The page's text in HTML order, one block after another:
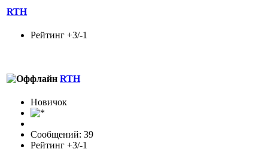
RTH
Рейтинг +3/-1
RTH
Новичок
Сообщений: 39
Рейтинг +3/-1